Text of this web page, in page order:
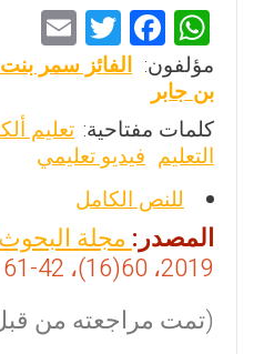
W
h
at
s
A
p
p
F
a
b
o
o
k
T
wi
er
m
l
مؤلفون: الفائز سمر بنت
بن جابر
كلمات مفتاحية: تعليم
التعليم فيديو تعليمي
للنص الكامل
المصدر:مجلة البحوث
2019، 60(16)، 42-61
(تمت مراجعته من